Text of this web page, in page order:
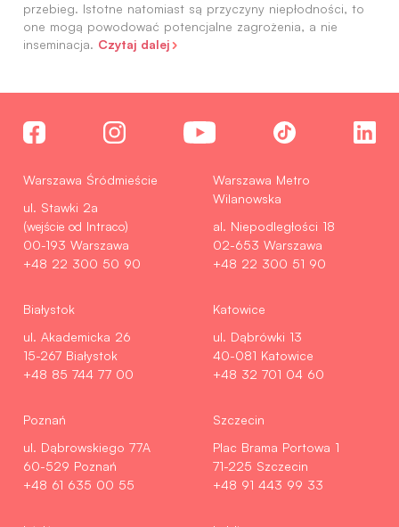
przebieg. Istotne natomiast są przyczyny niepłodności, to
one mogą powodować potencjalne zagrożenia, a nie
inseminacja. Czytaj dalej
Warszawa Śródmieście
ul. Stawki 2a
(wejście od Intraco)
00-193 Warszawa
+48 22 300 50 90
Warszawa Metro
Wilanowska
al. Niepodległości 18
02-653 Warszawa
+48 22 300 51 90
Białystok
ul. Akademicka 26
15-267 Białystok
+48 85 744 77 00
Katowice
ul. Dąbrówki 13
40-081 Katowice
+48 32 701 04 60
Poznań
ul. Dąbrowskiego 77A
60-529 Poznań
+48 61 635 00 55
Szczecin
Plac Brama Portowa 1
71-225 Szczecin
+48 91 443 99 33